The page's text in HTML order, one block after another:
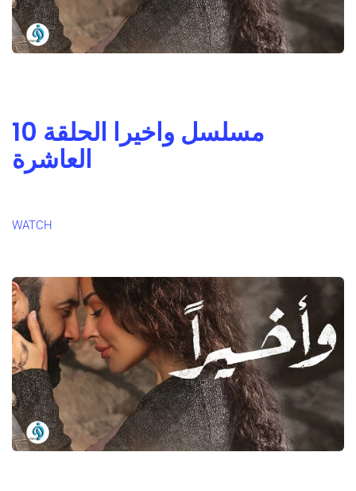
مسلسل واخيرا الحلقة 10
العاشرة
WATCH